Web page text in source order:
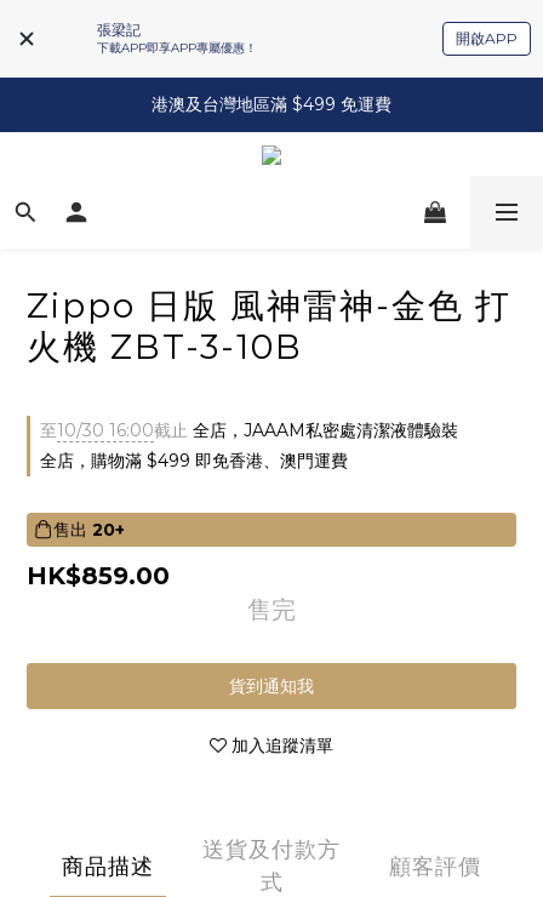
張梁記
下載APP即享APP專屬優惠！
開啟APP
港澳及台灣地區滿 $499 免運費
Zippo 日版 風神雷神-金色 打
火機 ZBT-3-10B
至10/30 16:00截止 全店，JAAAM私密處清潔液體驗裝
全店，購物滿 $499 即免香港、澳門運費
售出 20+
HK$859.00
售完
貨到通知我
加入追蹤清單
商品描述
送貨及付款方
式
顧客評價